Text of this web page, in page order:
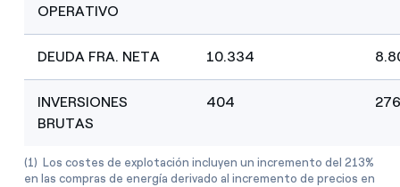
OPERATIVO
DEUDA FRA. NETA 10.334
INVERSIONES
BRUTAS
404 276
(1) Los costes de explotación incluyen un incremento del 213%
en las compras de energía derivado al incremento de precios en